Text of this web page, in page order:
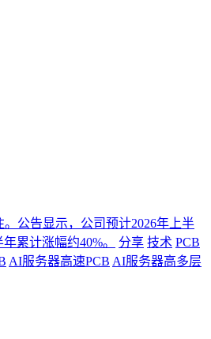
公告显示，公司预计2026年上半
累计涨幅约40%。 分享 技术 PCB
AI服务器高速PCB AI服务器高多层